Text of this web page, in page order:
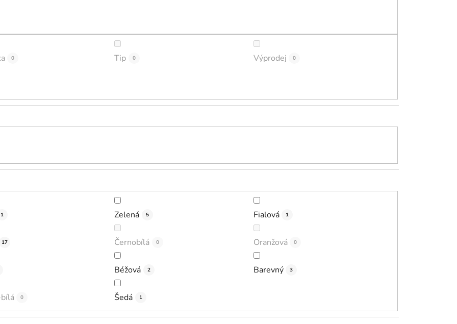
0 Tip 0 Výprodej 0
1 Zelená 5 Fialová 1
17 Černobílá 0 Oranžová 0
Béžová 2 Barevný 3
0 Šedá 1